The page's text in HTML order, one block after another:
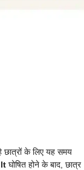
छात्रों के लिए यह समय
घोषित होने के बाद, छात्र